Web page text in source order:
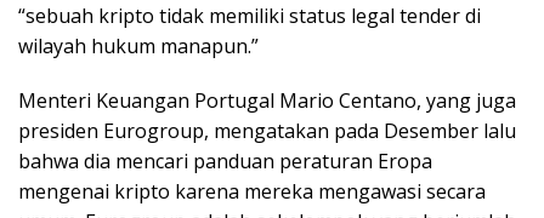
“sebuah kripto tidak memiliki status legal tender di
wilayah hukum manapun.”
Menteri Keuangan Portugal Mario Centano, yang juga
presiden Eurogroup, mengatakan pada Desember lalu
bahwa dia mencari panduan peraturan Eropa
mengenai kripto karena mereka mengawasi secara